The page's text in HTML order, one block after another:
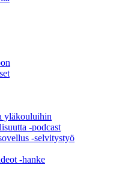
yläkouluihin
-podcast
-selvitystyö
-hanke